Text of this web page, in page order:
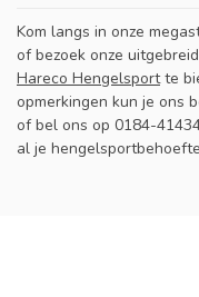
Kom langs in onze
of bezoek onze
Hareco Hengelsportte
opmerkingen kun je ons
of bel ons op 0184-
al je